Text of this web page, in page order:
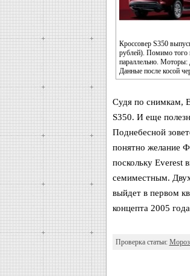
Кроссовер S350
рублей). Помимо того
параллельно.
Данные после косой
Судя по снимкам,
S350. И еще
Поднебесной
понятно желание
поскольку Everest
семиместным.
выйдет в первом
концепта 2005
Проверка статьи: